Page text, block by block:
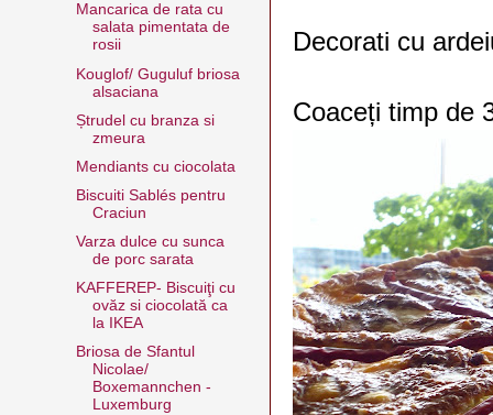
Decorati cu
Coaceți timp de
Mancarica de rata cu
salata pimentata de
rosii
Kouglof/ Guguluf briosa
alsaciana
Ștrudel cu branza si
zmeura
Mendiants cu ciocolata
Biscuiti Sablés pentru
Craciun
Varza dulce cu sunca
de porc sarata
KAFFEREP- Biscuiţi cu
ovăz si ciocolată ca
la IKEA
Briosa de Sfantul
Nicolae/
Boxemannchen -
Luxemburg